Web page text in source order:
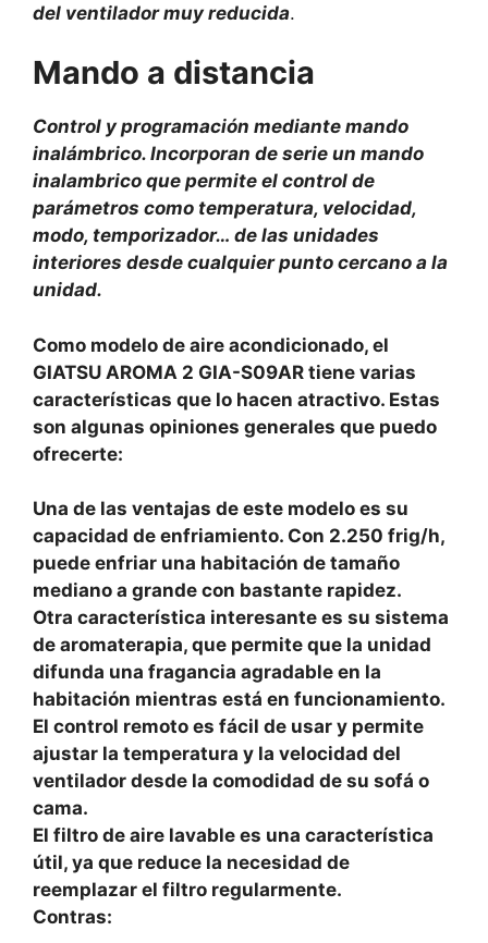
del ventilador muy reducida.
Mando a distancia
Control y programación mediante mando
inalámbrico. Incorporan de serie un mando
inalambrico que permite el control de
parámetros como temperatura, velocidad,
modo, temporizador… de las unidades
interiores desde cualquier punto cercano a la
unidad.
Como modelo de aire acondicionado, el
GIATSU AROMA 2 GIA-S09AR tiene varias
características que lo hacen atractivo. Estas
son algunas opiniones generales que puedo
ofrecerte:
Una de las ventajas de este modelo es su
capacidad de enfriamiento. Con 2.250 frig/h,
puede enfriar una habitación de tamaño
mediano a grande con bastante rapidez.
Otra característica interesante es su sistema
de aromaterapia, que permite que la unidad
difunda una fragancia agradable en la
habitación mientras está en funcionamiento.
El control remoto es fácil de usar y permite
ajustar la temperatura y la velocidad del
ventilador desde la comodidad de su sofá o
cama.
El filtro de aire lavable es una característica
útil, ya que reduce la necesidad de
reemplazar el filtro regularmente.
Contras: